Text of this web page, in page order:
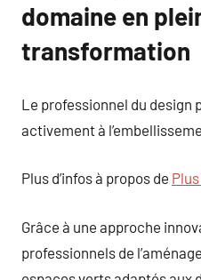
domaine en
transformation
Le professionnel du design
activement à
Plus d’infos à propos de
Grâce à une approche
professionnels de